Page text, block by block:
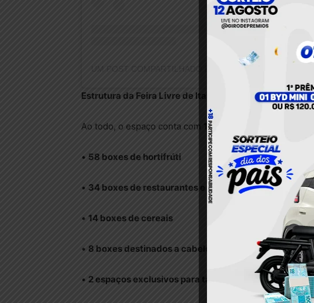
Estrutura da Feira Livre de Itaituba
Ao todo, o espaço conta com 114 boxes
• 58 boxes de hortifrúti
• 34 boxes de restaurantes e lanches
• 14 boxes de cereais
• 8 boxes destinados a cabeleireiros, confecções e
• 2 espaços exclusivos para taxistas